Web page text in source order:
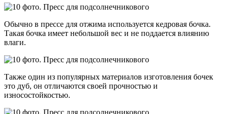
Обычно в прессе для отжима используется кедровая бочка.
Такая бочка имеет небольшой вес и не поддается влиянию
влаги.
Также один из популярных материалов изготовления бочек
это дуб, он отличаются своей прочностью и
износостойкостью.